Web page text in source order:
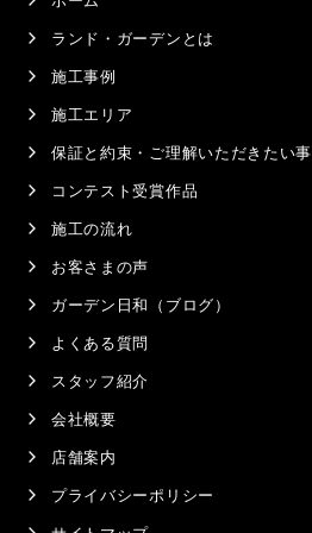
ランド・ガーデンとは
施工事例
施工エリア
保証と約束・ご理解いただきたい事
コンテスト受賞作品
施工の流れ
お客さまの声
ガーデン日和（ブログ）
よくある質問
スタッフ紹介
会社概要
店舗案内
プライバシーポリシー